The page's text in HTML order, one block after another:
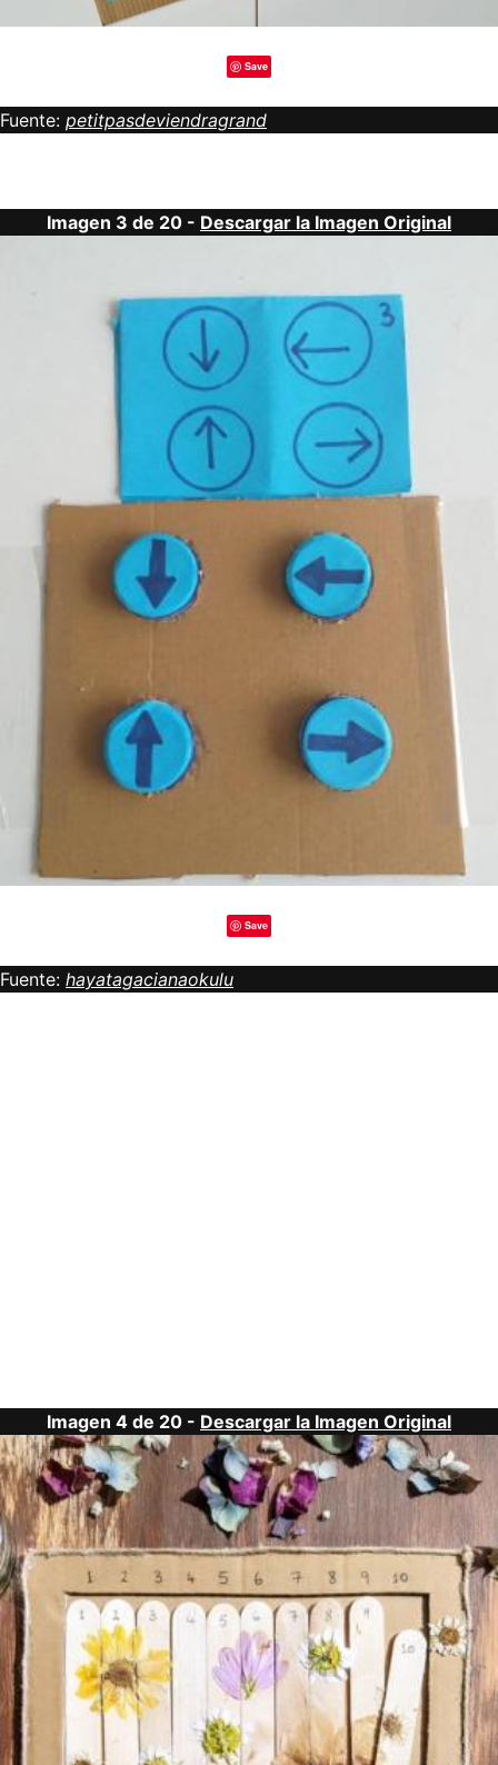
Save
Fuente: petitpasdeviendragrand
Imagen 3 de 20 - Descargar la Imagen Original
Save
Fuente: hayatagacianaokulu
Imagen 4 de 20 - Descargar la Imagen Original